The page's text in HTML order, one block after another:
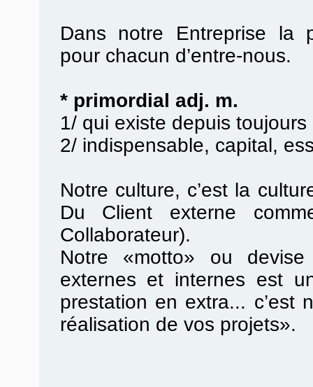
Dans notre Entreprise la
pour chacun d’entre-nous.
* primordial adj. m.
1/ qui existe depuis toujours
2/ indispensable, capital,
Notre culture, c’est la
Du Client externe
Collaborateur).
Notre «motto» ou
externes et internes est
prestation en extra... c’est
réalisation de vos projets».